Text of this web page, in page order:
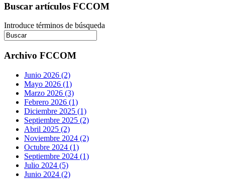
Buscar artículos FCCOM
Introduce términos de búsqueda
Archivo FCCOM
Junio 2026 (2)
Mayo 2026 (1)
Marzo 2026 (3)
Febrero 2026 (1)
Diciembre 2025 (1)
Septiembre 2025 (2)
Abril 2025 (2)
Noviembre 2024 (2)
Octubre 2024 (1)
Septiembre 2024 (1)
Julio 2024 (5)
Junio 2024 (2)